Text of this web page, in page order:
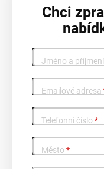
Chci
Jméno a příjmení
Emailové adresa
Telefonní číslo *
Město *